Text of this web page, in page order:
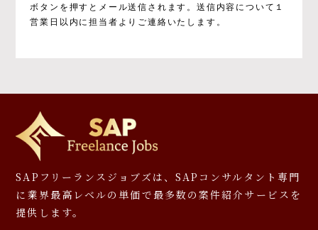
③ご本人の承諾に基づく、当社サービス利用
企業への個人情報提供
ー等への応募、プレゼント発送等
※お預かりした書類については、一部お返しで
きないことがありますのでご了承ください。
個人情報を提供しなかった場合に生じる結
果について
必要となる項目を入力いただかない場合は、本
ボタンを押すとメール送信されます。 送信内容について１
営業日以内に担当者よりご連絡いたします。
SAPフリーランスジョブズは、SAPコンサルタント専門
に 業界最高レベルの単価で最多数の案件紹介サービスを
提供します。